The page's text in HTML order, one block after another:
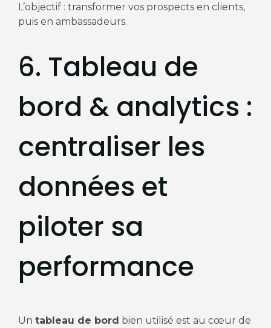
L’objectif : transformer vos prospects en clients,
puis en ambassadeurs.
6. Tableau de
bord & analytics :
centraliser les
données et
piloter sa
performance
Un tableau de bord bien utilisé est au cœur de